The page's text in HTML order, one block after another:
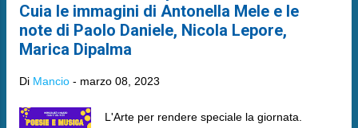
Cuia le immagini di Antonella Mele e le
note di Paolo Daniele, Nicola Lepore,
Marica Dipalma
Di Mancio - marzo 08, 2023
L'Arte per rendere speciale la giornata.